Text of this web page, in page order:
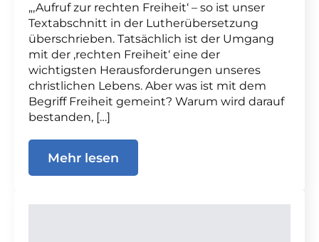
„‚Aufruf zur rechten Freiheit‘ – so ist unser
Textabschnitt in der Lutherübersetzung
überschrieben. Tatsächlich ist der Umgang
mit der ‚rechten Freiheit‘ eine der
wichtigsten Herausforderungen unseres
christlichen Lebens. Aber was ist mit dem
Begriff Freiheit gemeint? Warum wird darauf
bestanden, […]
Mehr lesen